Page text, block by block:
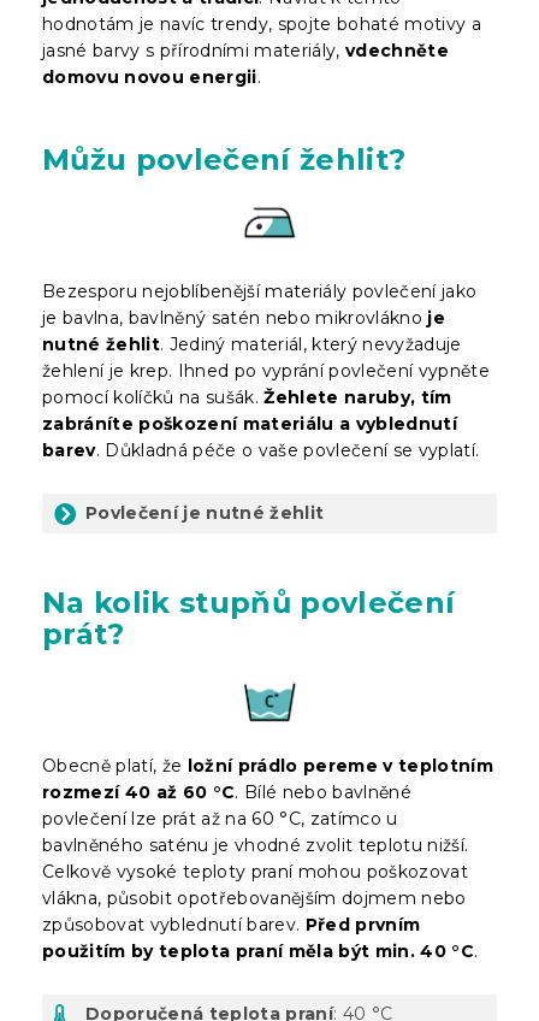
hodnotám je navíc trendy, spojte bohaté motivy a
jasné barvy s přírodními materiály,vdechněte
domovu novou energii.
Můžu povlečení žehlit?
Bezesporu nejoblíbenější materiály povlečení jako
je bavlna, bavlněný satén nebo mikrovlákno je
nutné žehlit. Jediný materiál, který nevyžaduje
žehlení je krep. Ihned po vyprání povlečení vypněte
pomocí kolíčků na sušák.Žehlete naruby, tím
zabráníte poškození materiálu a vyblednutí
barev. Důkladná péče o vaše povlečení se vyplatí.
Povlečení je nutné žehlit
Na kolik stupňů povlečení
prát?
Obecně platí, že ložní prádlo pereme v teplotním
rozmezí 40 až 60 °C. Bílé nebo bavlněné
povlečení lze prát až na 60 °C, zatímco u
bavlněného saténu je vhodné zvolit teplotu nižší.
Celkově vysoké teploty praní mohou poškozovat
vlákna, působit opotřebovanějším dojmem nebo
způsobovat vyblednutí barev. Před prvním
použitím by teplota praní měla být min. 40 °C.
Doporučená teplota praní: 40 °C